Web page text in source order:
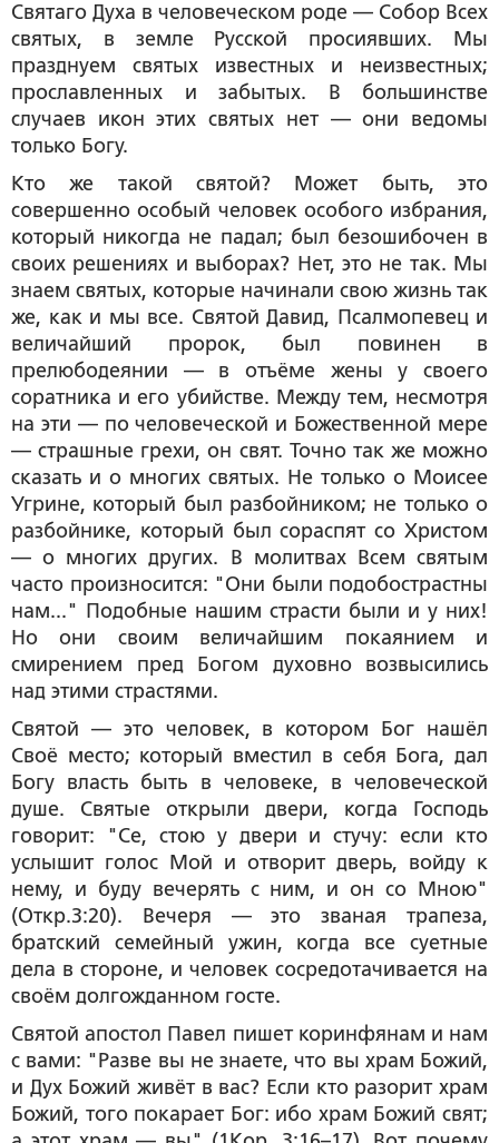
Святаго Духа в человеческом роде — Собор Всех
святых, в земле Русской просиявших. Мы
празднуем святых известных и неизвестных;
прославленных и забытых. В большинстве
случаев икон этих святых нет — они ведомы
только Богу.
Кто же такой святой? Может быть, это
совершенно особый человек особого избрания,
который никогда не падал; был безошибочен в
своих решениях и выборах? Нет, это не так. Мы
знаем святых, которые начинали свою жизнь так
же, как и мы все. Святой Давид, Псалмопевец и
величайший пророк, был повинен в
прелюбодеянии — в отъёме жены у своего
соратника и его убийстве. Между тем, несмотря
на эти — по человеческой и Божественной мере
— страшные грехи, он свят. Точно так же можно
сказать и о многих святых. Не только о Моисее
Угрине, который был разбойником; не только о
разбойнике, который был сораспят со Христом
— о многих других. В молитвах Всем святым
часто произносится: "Они были подобострастны
нам..." Подобные нашим страсти были и у них!
Но они своим величайшим покаянием и
смирением пред Богом духовно возвысились
над этими страстями.
Святой — это человек, в котором Бог нашёл
Своё место; который вместил в себя Бога, дал
Богу власть быть в человеке, в человеческой
душе. Святые открыли двери, когда Господь
говорит: "Се, стою у двери и стучу: если кто
услышит голос Мой и отворит дверь, войду к
нему, и буду вечерять с ним, и он со Мною"
(Откр.3:20). Вечеря — это званая трапеза,
братский семейный ужин, когда все суетные
дела в стороне, и человек сосредотачивается на
своём долгожданном госте.
Святой апостол Павел пишет коринфянам и нам
с вами: "Разве вы не знаете, что вы храм Божий,
и Дух Божий живёт в вас? Если кто разорит храм
Божий, того покарает Бог: ибо храм Божий свят;